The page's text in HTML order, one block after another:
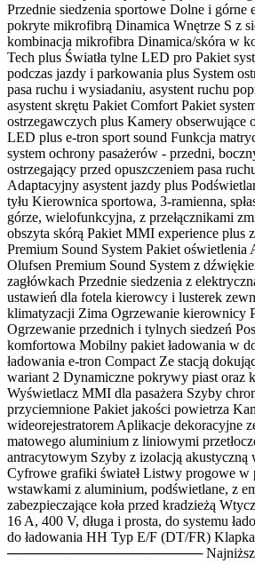
Przednie siedzenia sportowe Dolne i górne
pokryte mikrofibrą Dinamica Wnętrze S z
kombinacja mikrofibra Dinamica/skóra w
Tech plus Światła tylne LED pro Pakiet
podczas jazdy i parkowania plus System
pasa ruchu i wysiadaniu, asystent ruchu
asystent skrętu Pakiet Comfort Pakiet
ostrzegawczych plus Kamery obserwujące
LED plus e-tron sport sound Funkcja
system ochrony pasażerów - przedni,
ostrzegający przed opuszczeniem pasa
Adaptacyjny asystent jazdy plus
tyłu Kierownica sportowa, 3-ramienna,
górze, wielofunkcyjna, z przełącznikami
obszyta skórą Pakiet MMI experience plus
Premium Sound System Pakiet
Olufsen Premium Sound System z
zagłówkach Przednie siedzenia z
ustawień dla fotela kierowcy i lusterek
klimatyzacji Zima Ogrzewanie kierownicy
Ogrzewanie przednich i tylnych siedzeń
komfortowa Mobilny pakiet ładowania w
ładowania e-tron Compact Ze stacją
wariant 2 Dynamiczne pokrywy piast oraz
Wyświetlacz MMI dla pasażera Szyby
przyciemnione Pakiet jakości powietrza
wideorejestratorem Aplikacje dekoracyjne
matowego aluminium z liniowymi
antracytowym Szyby z izolacją akustyczną
Cyfrowe grafiki świateł Listwy progowe w
wstawkami z aluminium, podświetlane, z
zabezpieczające koła przed kradzieżą
16 A, 400 V, długa i prosta, do systemu
do ładowania HH Typ E/F (DT/FR) Klapka
──────────────────── Najniższa